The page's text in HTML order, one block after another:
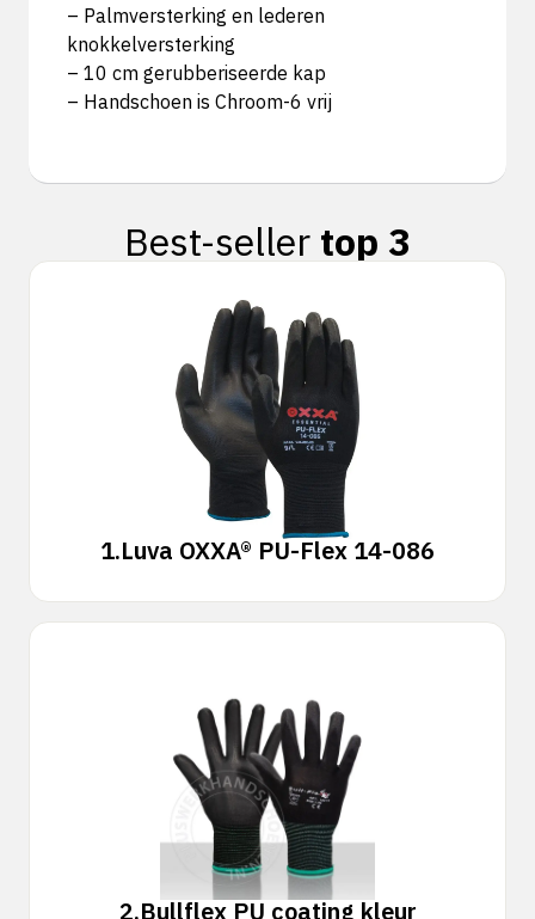
– Palmversterking en lederen
knokkelversterking
– 10 cm gerubberiseerde kap
– Handschoen is Chroom-6 vrij
Best-seller top 3
1.Luva OXXA® PU-Flex 14-086
2.Bullflex PU coating kleur